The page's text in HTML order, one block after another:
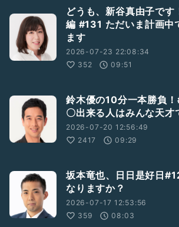
どうも、新谷真由子です
編 #131 ただいま計画中
ます
2026-07-23 22:08:34
352
09:51
鈴木優の10分一本勝負
〇出来る人はみんな天
2026-07-20 12:56:49
2417
09:29
坂本竜也、日日是好日
なりますか？
2026-07-17 12:53:56
359
08:03